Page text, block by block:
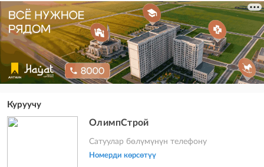
Куруучу
ОлимпСтрой
Сатуулар бөлүмүнүн телефону
Номерди көрсөтүү